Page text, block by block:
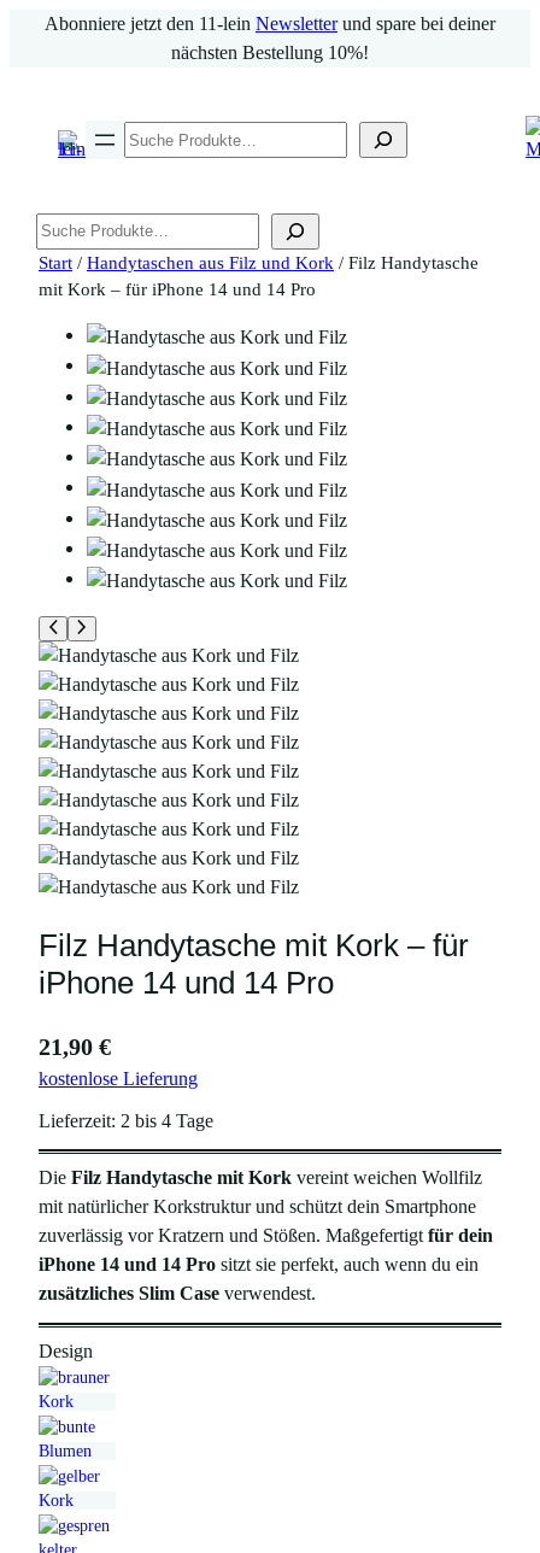
Abonniere jetzt den 11-lein Newsletterund spare bei deiner
nächsten Bestellung 10%!
Suchen
Suchen
Start / Handytaschen aus Filz und Kork / Filz Handytasche
mit Kork – für iPhone 14 und 14 Pro
Filz Handytasche mit Kork – für
iPhone 14 und 14 Pro
21,90 €
kostenlose Lieferung
Lieferzeit: 2 bis 4 Tage
Die Filz Handytasche mit Kork vereint weichen Wollfilz
mit natürlicher Korkstruktur und schützt dein Smartphone
zuverlässig vor Kratzern und Stößen. Maßgefertigtfür dein
iPhone 14 und 14 Pro sitzt sie perfekt, auch wenn du ein
zusätzliches Slim Case verwendest.
Design